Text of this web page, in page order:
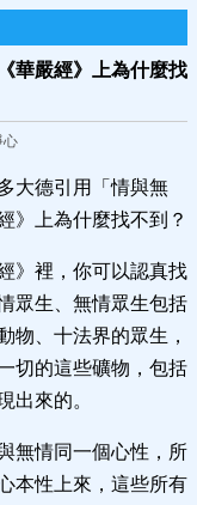
華嚴經》上為什麼找
心
大德引用「情與無
》上為什麼找不到？
》裡，你可以認真找
眾生、無情眾生包括
物、十法界的眾生，
切的這些礦物，包括
出來的。
無情同一個心性，所
本性上來，這些所有